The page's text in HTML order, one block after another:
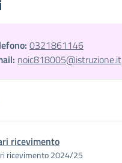
0321861146
noic818005@istruzione.it
ricevimento
ricevimento 2024/25